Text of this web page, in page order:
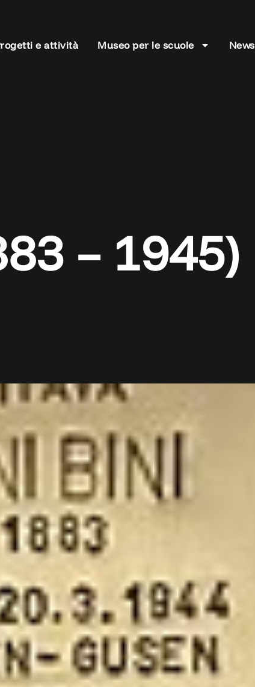
e attività Museo per le scuole News
– 1945)